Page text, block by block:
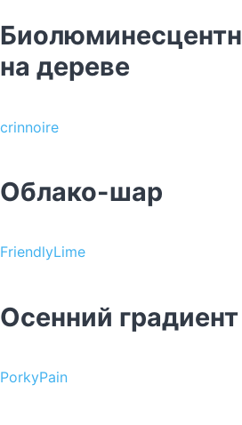
на дереве
crinnoire
Облако-шар
FriendlyLime
Осенний градиент
PorkyPain